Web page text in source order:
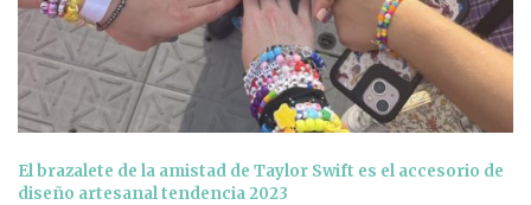
El brazalete de la amistad de Taylor Swift es el accesorio de
diseño artesanal tendencia 2023